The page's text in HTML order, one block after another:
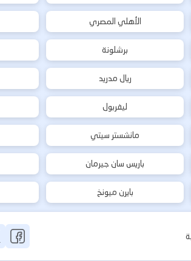
الأهلي المصري
برشلونة
ريال مدريد
ليفربول
مانشستر سيتي
باريس سان جيرمان
بايرن ميونخ